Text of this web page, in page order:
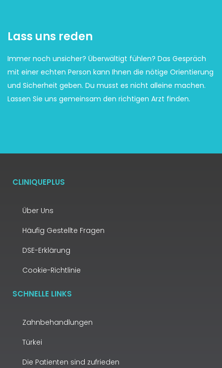
Lass uns reden
Immer noch unsicher? Überwältigt fühlen? Das Gespräch
mit einer echten Person kann Ihnen die nötige Orientierung
und Sicherheit geben. Du musst es nicht alleine machen.
Lassen Sie uns gemeinsam den richtigen Arzt finden.
CLINIQUEPLUS
Über Uns
Häufig Gestellte Fragen
DSE-Erklärung
Cookie-Richtlinie
SCHNELLE LINKS
Zahnbehandlungen
Türkei
Die Patienten sind zufrieden